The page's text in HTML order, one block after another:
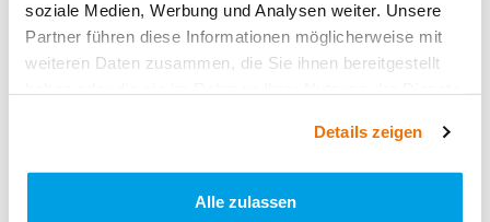
soziale Medien, Werbung und Analysen weiter. Unsere
Partner führen diese Informationen möglicherweise mit
weiteren Daten zusammen, die Sie ihnen bereitgestellt
Details zeigen
Alle zulassen